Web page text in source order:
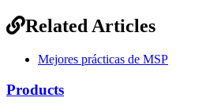
Related Articles
Mejores prácticas de MSP
Products